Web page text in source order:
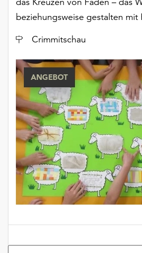
beziehungsweise gestalten mit
Ort
Crimmitschau
ANGEBOT